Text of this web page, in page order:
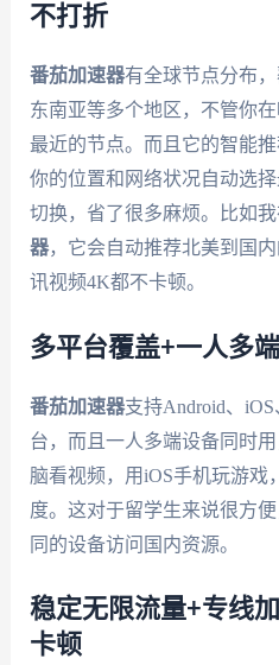
不打折
番茄加速器有全球节点分布，
东南亚等多个地区，不管你
最近的节点。而且它的智能
你的位置和网络状况自动选
切换，省了很多麻烦。比如
器，它会自动推荐北美到国
讯视频4K都不卡顿。
多平台覆盖+一人多
番茄加速器支持Android、iOS
台，而且一人多端设备同时
脑看视频，用iOS手机玩游戏
度。这对于留学生来说很方
同的设备访问国内资源。
稳定无限流量+专线
卡顿